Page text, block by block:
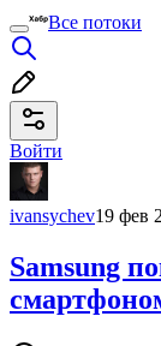
Все потоки
Войти
ivansychev19 фев
Samsung